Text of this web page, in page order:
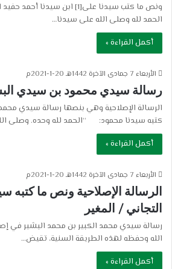
ونص ما كتب سيدنا على[1] ابن
الحمد لله وصلى الله على سيدنا…
أكمل القراءة »
الأربعاء 7 جمادى الآخرة 1442هـ 20-1-2021م
رسالة سيدي محمود بن سيدي
الرسالة الإصلاحية وهي بنصها رسالة سيدي
كتبه سيدنا محمود: “الحمد لله وحده. وصلى
أكمل القراءة »
الأربعاء 7 جمادى الآخرة 1442هـ 20-1-2021م
الرسالة الإصلاحية ونص ما كتبه
التجاني / المغير
رسالة سيدي محمد الكبير بن محمد البشير في
الله وحفظه لهذه الطريقة السنية، تقيض…
أكمل القراءة »